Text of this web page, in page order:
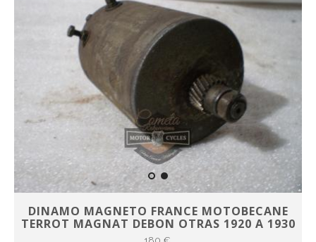
DINAMO MAGNETO FRANCE MOTOBECANE
TERROT MAGNAT DEBON OTRAS 1920 A 1930